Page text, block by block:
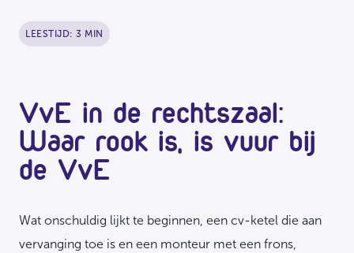
LEESTIJD: 3 MIN
VvE in de rechtszaal:
Waar rook is, is vuur bij
de VvE
Wat onschuldig lijkt te beginnen, een cv-ketel die aan
vervanging toe is en een monteur met een frons,